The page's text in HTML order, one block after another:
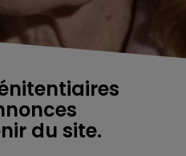
du site.